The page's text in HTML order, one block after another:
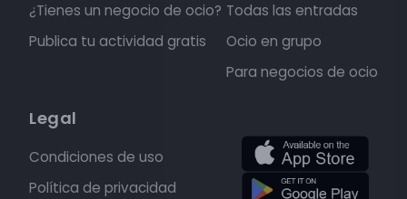
¿Tienes un negocio de ocio?
Publica tu actividad gratis
Todas las entradas
Ocio en grupo
Para negocios de ocio
Legal
Condiciones de uso
Política de privacidad